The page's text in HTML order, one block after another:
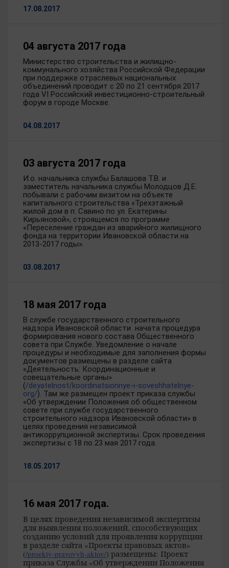
17.08.2017
04 августа 2017 года
Министерство строительства и жилищно-
коммунального хозяйства Российской Федерации
при поддержке отраслевых национальных
объединений проводит с 20 по 21 сентября 2017
года VI Российский инвестиционно-строительный
форум в городе Москве.
04.08.2017
03 августа 2017 года
И.о. начальника службы Балашова Т.В. и
заместитель начальника службы Молодцов Д.Е.
побывали с рабочим визитом на объекте
капитального строительства «Трехэтажный
жилой дом в п. Савино по ул. Екатерины
Кирьяновой», строящемся по программе
«Переселение граждан из аварийного жилищного
фонда на территории Ивановской области на
2013-2017 годы».
03.08.2017
18 мая 2017 года
В службе государственного строительного
надзора Ивановской области начата процедура
формирования нового состава Общественного
совета при Службе. Уведомление о начале
процедуры и необходимые для заполнения формы
документов размещены в разделе сайта
«Деятельность: Координационные и
совещательные органы»
(/deyatelnost/koordinatsionnye-i-soveshhatelnye-
org/). Там же размещен проект приказа службы
«Об утверждении Положения об общественном
совете при службе государственного
строительного надзора Ивановской области» в
целях проведения независимой
антикоррупционной экспертизы. Срок проведения
экспертизы с 18 по 23 мая 2017 года.
18.05.2017
16 мая 2017 года.
В целях проведения независимой экспертизы
для выявления положений, способствующих
созданию условий для проявления коррупции
в разделе сайта «Проекты правовых актов»
(/proekty-pravovyh-aktov/) размещены: Проект
приказа Службы «Об утверждении Положения